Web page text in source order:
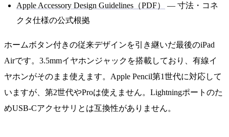
Apple Accessory Design Guidelines（PDF）
— 寸法・コネ
クタ仕様の公式根拠
ホームボタン付きの従来デザインを引き継いだ最後のiPad
Airです。3.5mmイヤホンジャックを搭載しており、有線イ
ヤホンがそのまま使えます。Apple Pencil第1世代に対応して
いますが、第2世代やProは使えません。Lightningポートのた
めUSB-Cアクセサリとは互換性がありません。